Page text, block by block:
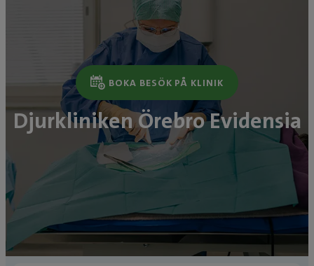
Djurkliniken Örebro Evidensia
BOKA BESÖK PÅ KLINIK